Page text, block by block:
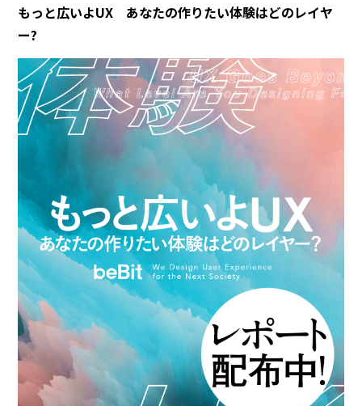
もっと広いよUX あなたの作りたい体験はどのレイヤ
ー?